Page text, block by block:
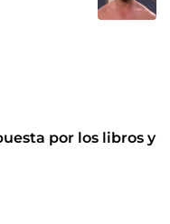
por los libros y